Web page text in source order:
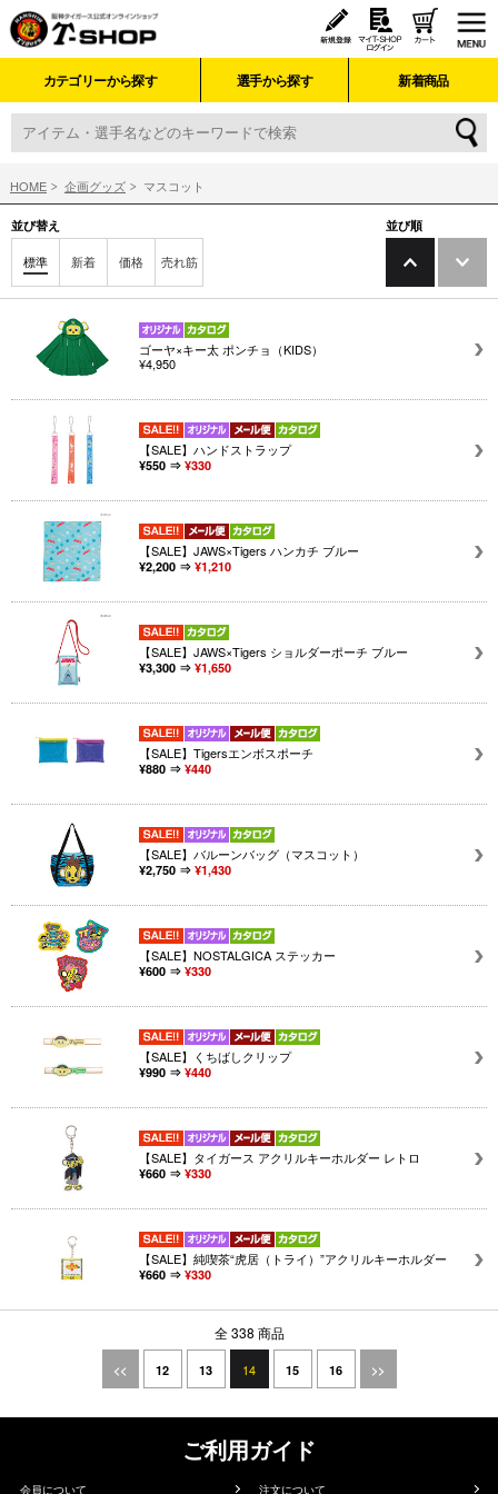
カテゴリーから探す 選手から探す 新着商品
HOME 企画グッズ マスコット
並び替え
標準 新着 価格 売れ筋
並び順
ゴーヤ×キー太 ポンチョ（KIDS）
¥4,950
【SALE】ハンドストラップ
¥550 ⇒ ¥330
【SALE】JAWS×Tigers ハンカチ ブルー
¥2,200 ⇒ ¥1,210
【SALE】JAWS×Tigers ショルダーポーチ ブルー
¥3,300 ⇒ ¥1,650
【SALE】Tigersエンボスポーチ
¥880 ⇒ ¥440
【SALE】バルーンバッグ（マスコット）
¥2,750 ⇒ ¥1,430
【SALE】NOSTALGICA ステッカー
¥600 ⇒ ¥330
【SALE】くちばしクリップ
¥990 ⇒ ¥440
【SALE】タイガース アクリルキーホルダー レトロ
¥660 ⇒ ¥330
【SALE】純喫茶“虎居（トライ）”アクリルキーホルダー
¥660 ⇒ ¥330
全 338 商品
<< 12 13 14 15 16 >>
ご利用ガイド
会員について 注文について